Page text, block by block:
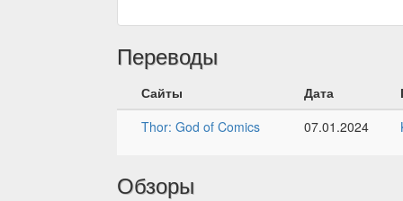
Переводы
Сайты Дата
Thor: God of Comics
07.01.2024
Обзоры